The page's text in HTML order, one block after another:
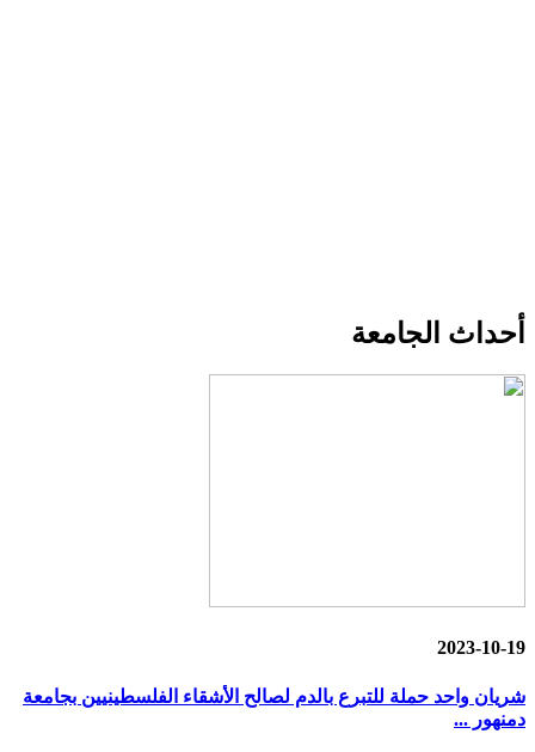
أحداث الجامعة
2023-10-19
شريان واحد حملة للتبرع بالدم لصالح الأشقاء الفلسطينيين بجامعة
دمنهور ...